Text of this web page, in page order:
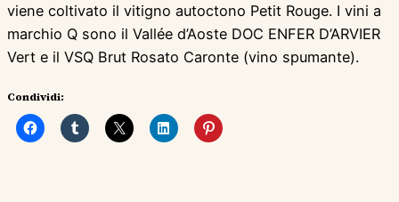
viene coltivato il vitigno autoctono Petit Rouge. I vini a
marchio Q sono il Vallée d’Aoste DOC ENFER D’ARVIER
Vert e il VSQ Brut Rosato Caronte (vino spumante).
Condividi: